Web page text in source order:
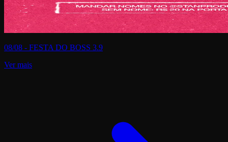
08/08 - FESTA DO BOSS 3.9
Ver mais